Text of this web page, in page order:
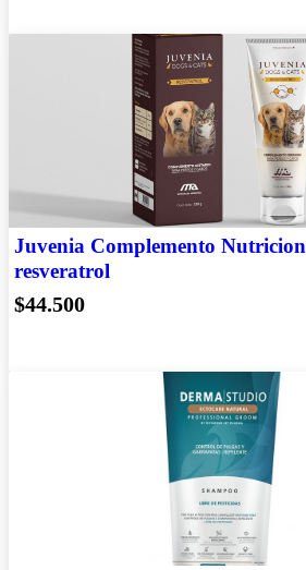
Juvenia Complemento
resveratrol
$44.500